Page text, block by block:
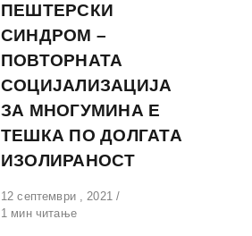
ПЕШТЕРСКИ
СИНДРОМ –
ПОВТОРНАТА
СОЦИЈАЛИЗАЦИЈА
ЗА МНОГУМИНА Е
ТЕШКА ПО ДОЛГАТА
ИЗОЛИРАНОСТ
Објавено
на
12 септември , 2021
1 мин читање